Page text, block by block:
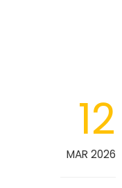
12
MAR 2026